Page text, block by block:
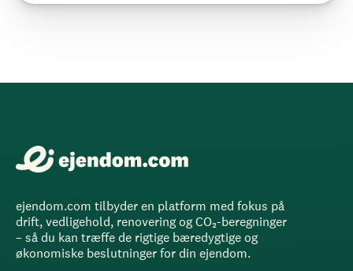
ejendom.com tilbyder en platform med fokus på
drift, vedligehold, renovering og CO₂-beregninger
– så du kan træffe de rigtige bæredygtige og
økonomiske beslutninger for din ejendom.